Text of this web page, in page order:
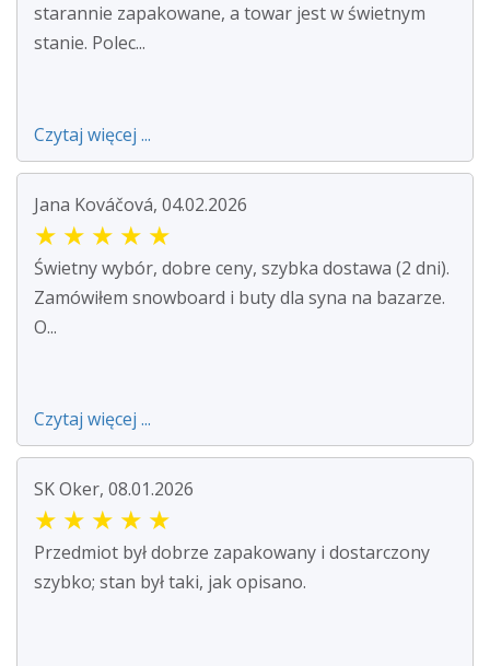
starannie zapakowane, a towar jest w świetnym
stanie. Polec...
Czytaj więcej ...
Jana Kováčová, 04.02.2026
★ ★ ★ ★ ★
Świetny wybór, dobre ceny, szybka dostawa (2 dni).
Zamówiłem snowboard i buty dla syna na bazarze.
O...
Czytaj więcej ...
SK Oker, 08.01.2026
★ ★ ★ ★ ★
Przedmiot był dobrze zapakowany i dostarczony
szybko; stan był taki, jak opisano.